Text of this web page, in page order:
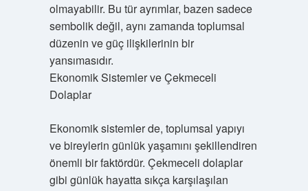
olmayabilir. Bu tür ayrımlar, bazen sadece
sembolik değil, aynı zamanda toplumsal
düzenin ve güç ilişkilerinin bir
yansımasıdır.
Ekonomik Sistemler ve Çekmeceli
Dolaplar
Ekonomik sistemler de, toplumsal yapıyı
ve bireylerin günlük yaşamını şekillendiren
önemli bir faktördür. Çekmeceli dolaplar
gibi günlük hayatta sıkça karşılaşılan